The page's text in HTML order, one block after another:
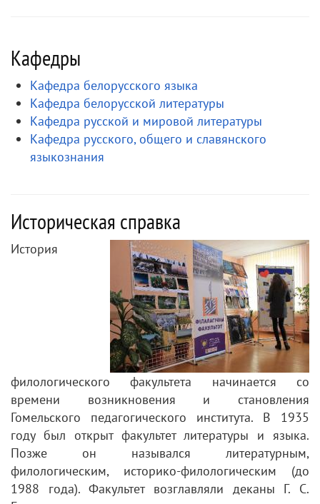
Кафедры
Кафедра белорусского языка
Кафедра белорусской литературы
Кафедра русской и мировой литературы
Кафедра русского, общего и славянского
языкознания
Историческая справка
История
филологического факультета начинается со
времени возникновения и становления
Гомельского педагогического института. В 1935
году был открыт факультет литературы и языка.
Позже он назывался литературным,
филологическим, историко-филологическим (до
1988 года). Факультет возглавляли деканы Г. С.